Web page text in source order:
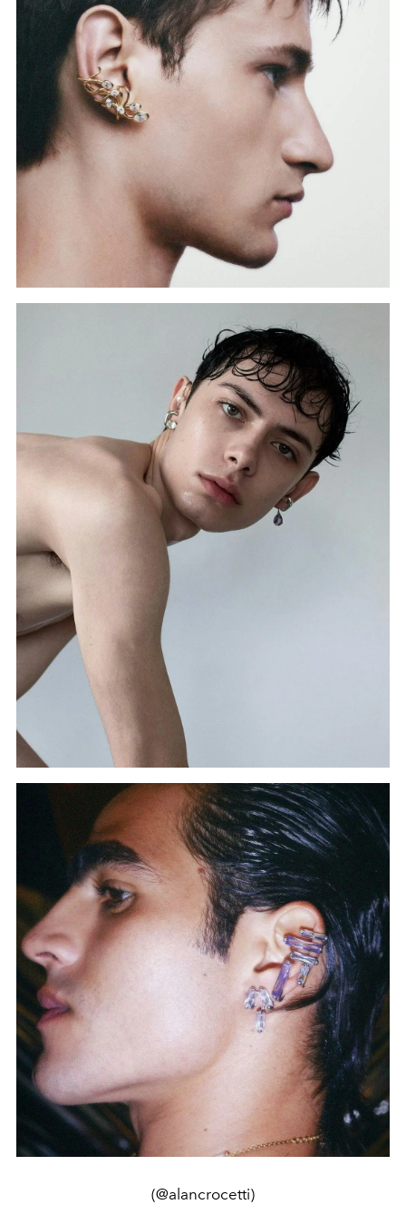
(@alancrocetti)